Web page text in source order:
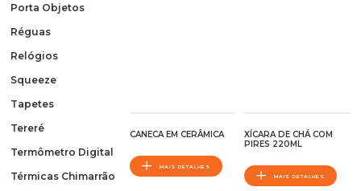
Porta Objetos
Réguas
Relógios
Squeeze
Tapetes
Tereré
Termômetro Digital
Térmicas Chimarrão
CANECA EM CERÂMICA
MAIS DETALHES
XÍCARA DE CHÁ COM
PIRES 220ML
MAIS DETALHES